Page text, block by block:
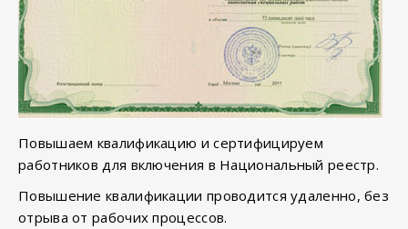
Повышаем квалификацию и сертифицируем
работников для включения в Национальный реестр.
Повышение квалификации проводится удаленно, без
отрыва от рабочих процессов.